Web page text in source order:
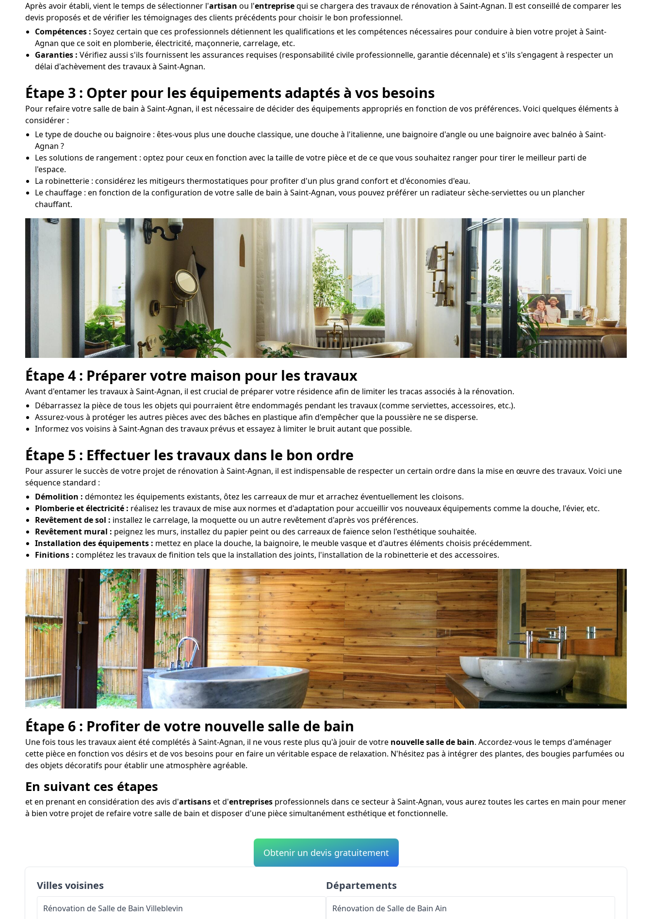
Après avoir établi, vient le temps de sélectionner l'artisan ou l'entreprisequi se chargera des travaux de rénovation à Saint-Agnan. Il est conseillé de comparer les
devis proposés et de vérifier les témoignages des clients précédents pour choisir le bon professionnel.
Compétences : Soyez certain que ces professionnels détiennent les qualifications et les compétences nécessaires pour conduire à bien votre projet à Saint-
Agnan que ce soit en plomberie, électricité, maçonnerie, carrelage, etc.
Garanties : Vérifiez aussi s'ils fournissent les assurances requises (responsabilité civile professionnelle, garantie décennale) et s'ils s'engagent à respecter un
délai d'achèvement des travaux à Saint-Agnan.
Étape 3 : Opter pour les équipements adaptés à vos besoins
Pour refaire votre salle de bain à Saint-Agnan, il est nécessaire de décider des équipements appropriés en fonction de vos préférences. Voici quelques éléments à
considérer :
Le type de douche ou baignoire : êtes-vous plus une douche classique, une douche à l'italienne, une baignoire d'angle ou une baignoire avec balnéo à Saint-
Agnan ?
Les solutions de rangement : optez pour ceux en fonction avec la taille de votre pièce et de ce que vous souhaitez ranger pour tirer le meilleur parti de
l'espace.
La robinetterie : considérez les mitigeurs thermostatiques pour profiter d'un plus grand confort et d'économies d'eau.
Le chauffage : en fonction de la configuration de votre salle de bain à Saint-Agnan, vous pouvez préférer un radiateur sèche-serviettes ou un plancher
chauffant.
Étape 4 : Préparer votre maison pour les travaux
Avant d'entamer les travaux à Saint-Agnan, il est crucial de préparer votre résidence afin de limiter les tracas associés à la rénovation.
Débarrassez la pièce de tous les objets qui pourraient être endommagés pendant les travaux (comme serviettes, accessoires, etc.).
Assurez-vous à protéger les autres pièces avec des bâches en plastique afin d'empêcher que la poussière ne se disperse.
Informez vos voisins à Saint-Agnan des travaux prévus et essayez à limiter le bruit autant que possible.
Étape 5 : Effectuer les travaux dans le bon ordre
Pour assurer le succès de votre projet de rénovation à Saint-Agnan, il est indispensable de respecter un certain ordre dans la mise en œuvre des travaux. Voici une
séquence standard :
Démolition : démontez les équipements existants, ôtez les carreaux de mur et arrachez éventuellement les cloisons.
Plomberie et électricité : réalisez les travaux de mise aux normes et d'adaptation pour accueillir vos nouveaux équipements comme la douche, l'évier, etc.
Revêtement de sol : installez le carrelage, la moquette ou un autre revêtement d'après vos préférences.
Revêtement mural : peignez les murs, installez du papier peint ou des carreaux de faïence selon l'esthétique souhaitée.
Installation des équipements : mettez en place la douche, la baignoire, le meuble vasque et d'autres éléments choisis précédemment.
Finitions : complétez les travaux de finition tels que la installation des joints, l'installation de la robinetterie et des accessoires.
Étape 6 : Profiter de votre nouvelle salle de bain
Une fois tous les travaux aient été complétés à Saint-Agnan, il ne vous reste plus qu'à jouir de votre nouvelle salle de bain. Accordez-vous le temps d'aménager
cette pièce en fonction vos désirs et de vos besoins pour en faire un véritable espace de relaxation. N'hésitez pas à intégrer des plantes, des bougies parfumées ou
des objets décoratifs pour établir une atmosphère agréable.
En suivant ces étapes
et en prenant en considération des avis d'artisanset d'entreprises professionnels dans ce secteur à Saint-Agnan, vous aurez toutes les cartes en main pour mener
à bien votre projet de refaire votre salle de bain et disposer d'une pièce simultanément esthétique et fonctionnelle.
Obtenir un devis gratuitement
Villes voisines
Rénovation de Salle de Bain Villeblevin
Départements
Rénovation de Salle de Bain Ain